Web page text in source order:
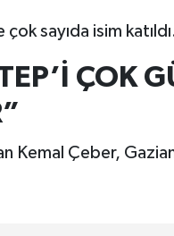
sayıda isim
ÇOK
Kemal Çeber,